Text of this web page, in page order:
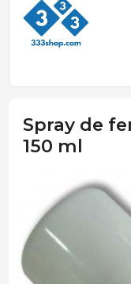
Spray de
150 ml